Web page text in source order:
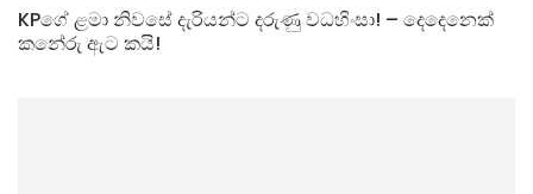
KPගේ ළමා නිවසේ දැරියන්ට දරුණු වධහිංසා! – දෙදෙනෙක්
කනේරු ඇට කයි!